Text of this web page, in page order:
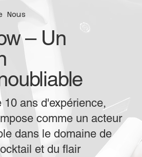
Nous
– Un
10 ans d'expérience,
comme un acteur
dans le domaine de
et du flair